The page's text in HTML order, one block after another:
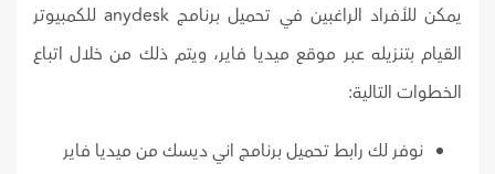
يمكن للأفراد الراغبين في تحميل برنامج anydesk للكمبيوتر
القيام بتنزيله عبر موقع ميديا فاير، ويتم ذلك من خلال اتباع
الخطوات التالية:
نوفر لك رابط تحميل برنامج اني ديسك من ميديا فاير